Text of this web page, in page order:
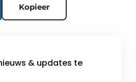
Kopieer
& updates te